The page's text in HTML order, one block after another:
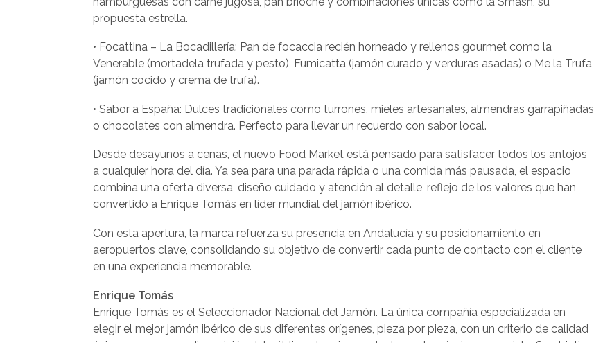
propuesta estrella.
• Focattina – La Bocadillería: Pan de focaccia recién horneado y rellenos gourmet como la
Venerable (mortadela trufada y pesto), Fumicatta (jamón curado y verduras asadas) o Me la Trufa
(jamón cocido y crema de trufa).
• Sabor a España: Dulces tradicionales como turrones, mieles artesanales, almendras garrapiñadas
o chocolates con almendra. Perfecto para llevar un recuerdo con sabor local.
Desde desayunos a cenas, el nuevo Food Market está pensado para satisfacer todos los antojos
a cualquier hora del día. Ya sea para una parada rápida o una comida más pausada, el espacio
combina una oferta diversa, diseño cuidado y atención al detalle, reflejo de los valores que han
convertido a Enrique Tomás en líder mundial del jamón ibérico.
Con esta apertura, la marca refuerza su presencia en Andalucía y su posicionamiento en
aeropuertos clave, consolidando su objetivo de convertir cada punto de contacto con el cliente
en una experiencia memorable.
Enrique Tomás
Enrique Tomás es el Seleccionador Nacional del Jamón. La única compañía especializada en
elegir el mejor jamón ibérico de sus diferentes orígenes, pieza por pieza, con un criterio de calidad